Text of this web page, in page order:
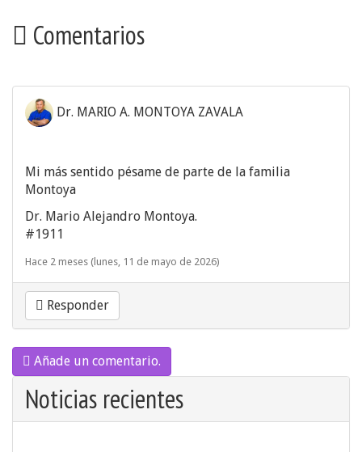
Comentarios
Dr. MARIO A. MONTOYA ZAVALA
Mi más sentido pésame de parte de la familia
Montoya
Dr. Mario Alejandro Montoya.
#1911
Hace 2 meses (lunes, 11 de mayo de 2026)
Responder
Añade un comentario.
Noticias recientes